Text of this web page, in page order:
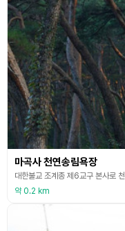
마곡사 천연송림욕장
약 0.2 km